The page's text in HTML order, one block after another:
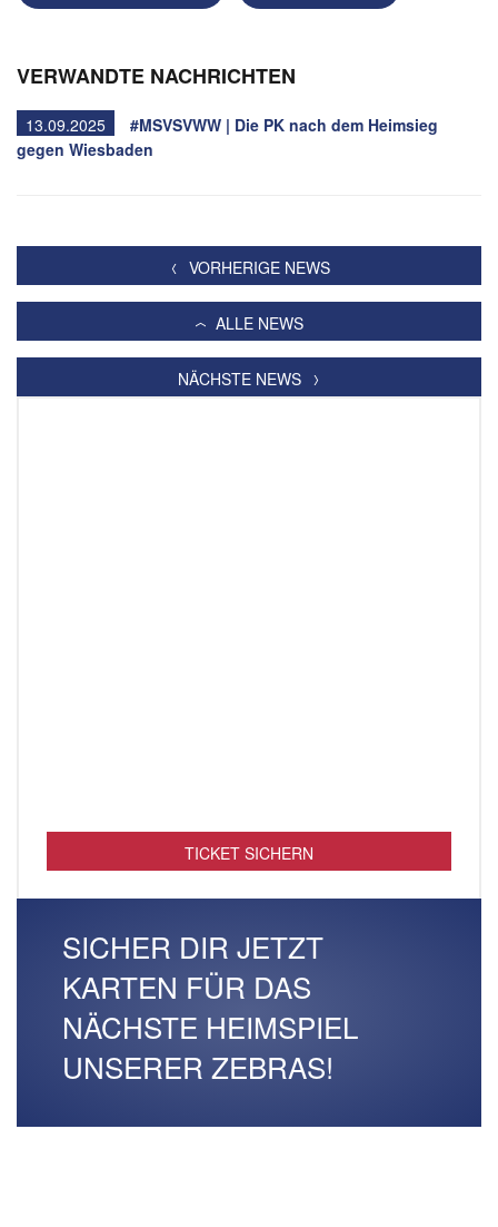
VERWANDTE NACHRICHTEN
13.09.2025
#MSVSVWW | Die PK nach dem Heimsieg
gegen Wiesbaden
VORHERIGE NEWS
ALLE NEWS
NÄCHSTE NEWS
TICKET SICHERN
SICHER DIR JETZT
KARTEN FÜR DAS
NÄCHSTE HEIMSPIEL
UNSERER ZEBRAS!